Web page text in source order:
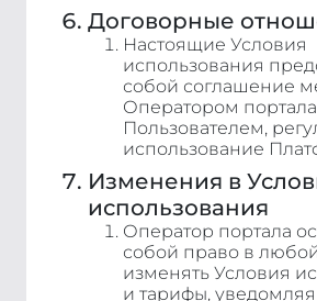
Договорные
Настоящие Условия
использования
собой соглашение
Оператором
Пользователем,
использование
Изменения в
использования
Оператор портала
собой право в
изменять Условия
и тарифы,